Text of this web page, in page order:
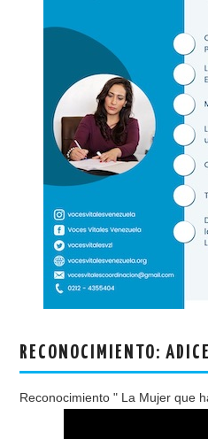
RECONOCIMIENTO:
Reconocimiento " La Mujer que